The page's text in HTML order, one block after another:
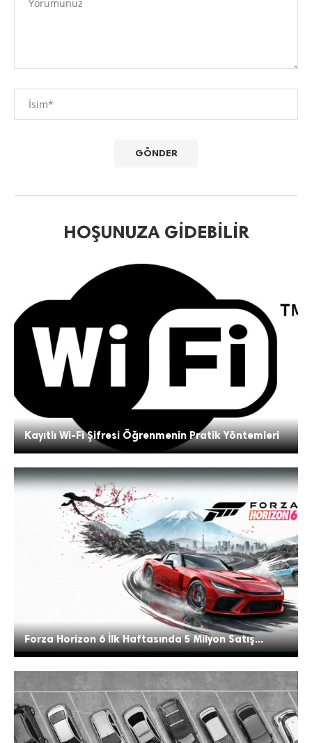
HOŞUNUZA GIDEBILIR
Kayıtlı Wi-Fi Şifresi Öğrenmenin Pratik Yöntemleri
Forza Horizon 6 İlk Haftasında 5 Milyon Satış...